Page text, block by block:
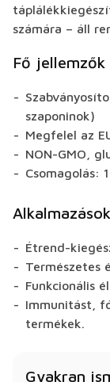
számára – áll
Fő jellemzők
szaponinok)
Megfelel az
NON-GMO,
Csomagolás:
Alkalmazások
Étrend-
Természetes
Funkcionális
Immunitást,
termékek.
Gyakran